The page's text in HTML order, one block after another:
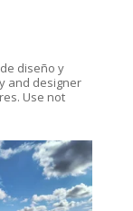
diseño y
and designer
Use not